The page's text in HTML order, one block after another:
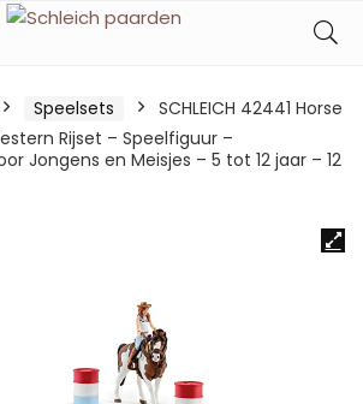
Speelsets
SCHLEICH 42441 Horse
Rijset – Speelfiguur –
Jongens en Meisjes – 5 tot 12 jaar – 12